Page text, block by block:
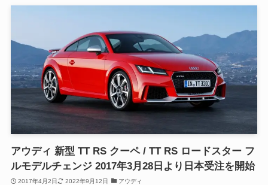
アウディ 新型 TT RS クーペ / TT RS ロードスター フ
ルモデルチェンジ 2017年3月28日より日本受注を開始
2017年4月2日 2022年9月12日 アウディ